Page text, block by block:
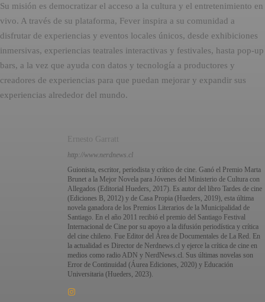
Su misión es democratizar el acceso a la cultura y el entretenimiento en
vivo. A través de su plataforma, Fever inspira a su comunidad a
disfrutar de experiencias y eventos locales únicos, desde exhibiciones
inmersivas, experiencias teatrales interactivas y festivales, hasta pop-up
bars, a la vez que ayuda con datos y tecnología a productores y
creadores de experiencias para que puedan mejorar y expandir sus
experiencias alrededor del mundo.
Ernesto Garratt
http://www.nerdnews.cl
Guionista, escritor, periodista y crítico de cine. Ganó el Premio Marta
Brunet a la Mejor Novela para Jóvenes del Ministerio de Cultura con
Allegados (Editorial Hueders, 2017). Es autor del libro Tardes de cine
(Ediciones B, 2012) y de Casa Propia (Hueders, 2019), esta última
novela ganadora de los Premios Literarios de la Municipalidad de
Santiago. En el año 2011 recibió el premio del Santiago Festival
Internacional de Cine por su apoyo a la difusión periodística y crítica
del cine chileno. Fue Editor del Área de Documentales de La Red. En
la actualidad es Director de Nerdnews.cl y ejerce la crítica de cine en
medios como radio ADN y NerdNews.cl. Sus últimas novelas son
Error de Continuidad (Áurea Ediciones, 2020) y Educación
Universitaria (Hueders, 2023).